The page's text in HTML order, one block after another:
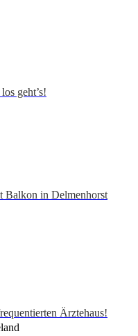
geht’s!
Balkon in Delmenhorst
Ärztehaus!